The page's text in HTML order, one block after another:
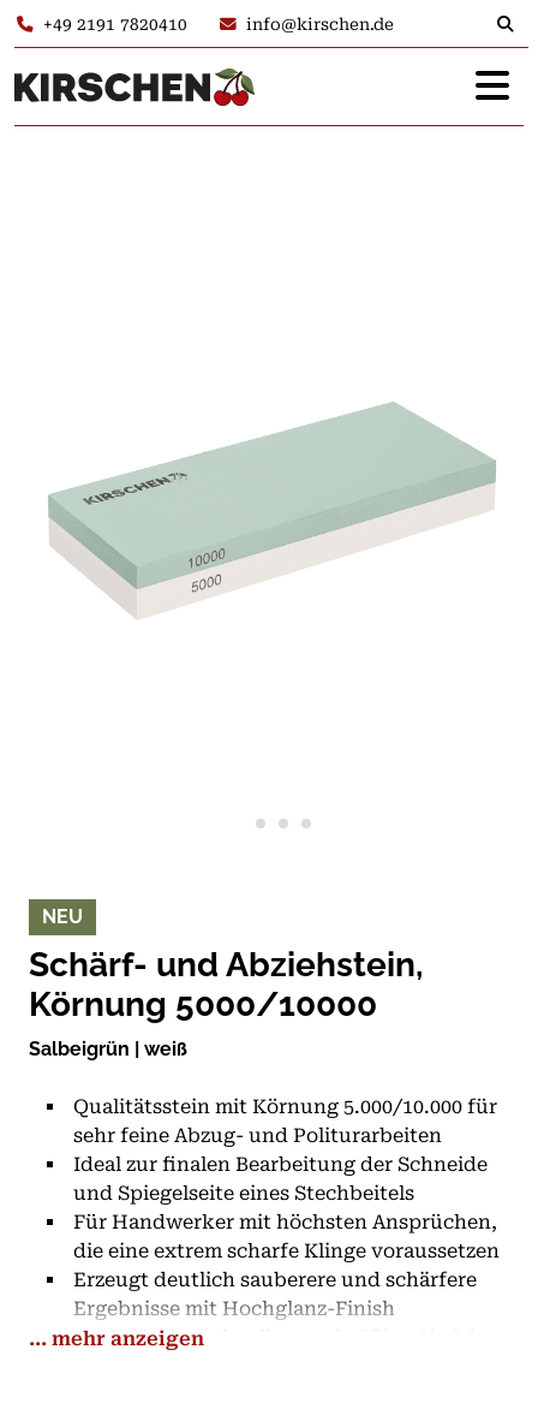
+49 2191 7820410 info@kirschen.de
NEU
Schärf- und Abziehstein,
Körnung 5000/10000
Salbeigrün | weiß
Qualitätsstein mit Körnung 5.000/10.000 für
sehr feine Abzug- und Politurarbeiten
Ideal zur finalen Bearbeitung der Schneide
und Spiegelseite eines Stechbeitels
Für Handwerker mit höchsten Ansprüchen,
die eine extrem scharfe Klinge voraussetzen
Erzeugt deutlich sauberere und schärfere
Ergebnisse mit Hochglanz-Finish
Auch für das schnelle, regelmäßige Abziehen
... mehr anzeigen